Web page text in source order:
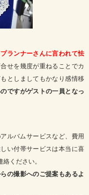
ランナーさんに言われて怯
せを幾度が重ねることでカ
としましてもかなり感情移
ですがゲストの一員となっ
ルバムサービスなど、費用
い付帯サービスは本当に喜
ください。
の撮影へのご提案もあるよ